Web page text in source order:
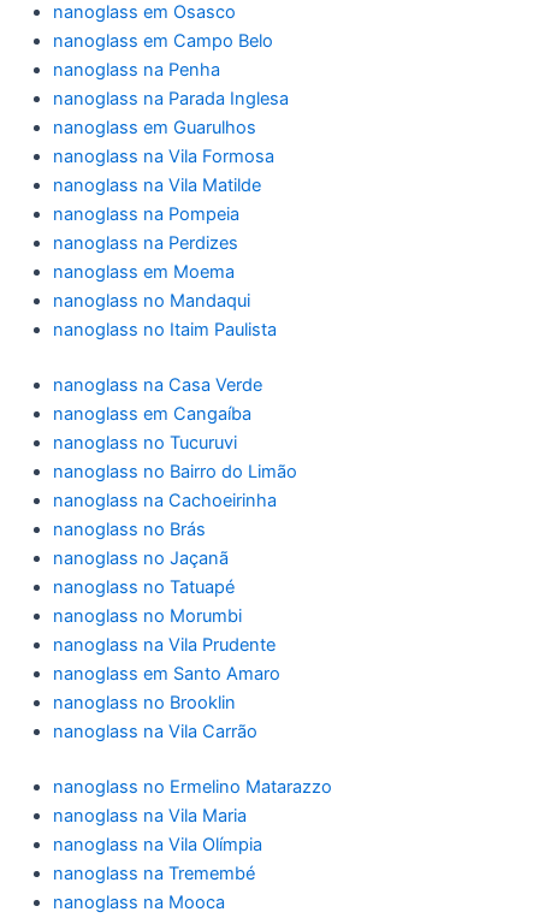
nanoglass em Osasco
nanoglass em Campo Belo
nanoglass na Penha
nanoglass na Parada Inglesa
nanoglass em Guarulhos
nanoglass na Vila Formosa
nanoglass na Vila Matilde
nanoglass na Pompeia
nanoglass na Perdizes
nanoglass em Moema
nanoglass no Mandaqui
nanoglass no Itaim Paulista
nanoglass na Casa Verde
nanoglass em Cangaíba
nanoglass no Tucuruvi
nanoglass no Bairro do Limão
nanoglass na Cachoeirinha
nanoglass no Brás
nanoglass no Jaçanã
nanoglass no Tatuapé
nanoglass no Morumbi
nanoglass na Vila Prudente
nanoglass em Santo Amaro
nanoglass no Brooklin
nanoglass na Vila Carrão
nanoglass no Ermelino Matarazzo
nanoglass na Vila Maria
nanoglass na Vila Olímpia
nanoglass na Tremembé
nanoglass na Mooca